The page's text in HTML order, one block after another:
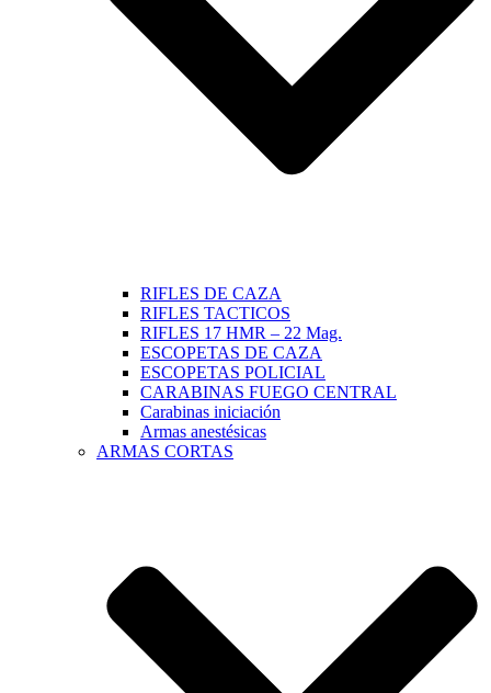
RIFLES DE CAZA
RIFLES TACTICOS
RIFLES 17 HMR – 22 Mag.
ESCOPETAS DE CAZA
ESCOPETAS POLICIAL
CARABINAS FUEGO CENTRAL
Carabinas iniciación
Armas anestésicas
ARMAS CORTAS